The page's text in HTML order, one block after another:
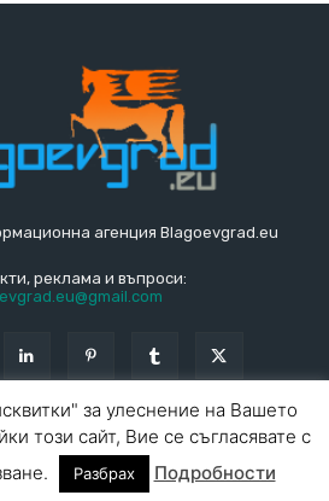
агенция Blagoevgrad.eu
реклама и въпроси:
Общи условия
СПРАВОЧНИК СЪБИТИЯ
за улеснение на Вашето
този сайт, Вие се съгласявате с
Разбрах Подробности